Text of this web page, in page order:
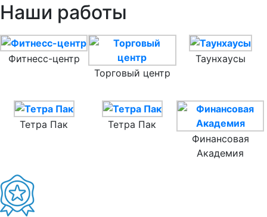
Наши работы
Фитнесс-центр
Торговый центр
Таунхаусы
Тетра Пак
Тетра Пак
Финансовая
Академия